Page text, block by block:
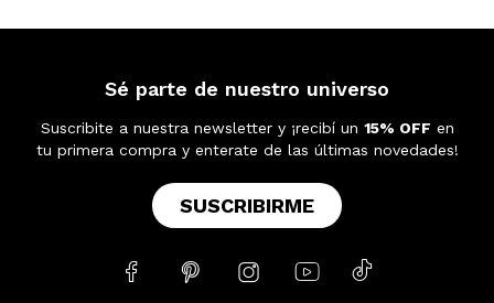
Sé parte de nuestro universo
Suscribite a nuestra newsletter y ¡recibí un 15% OFF en
tu primera compra y enterate de las últimas novedades!
SUSCRIBIRME
    